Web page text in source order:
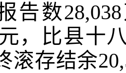
告数28,038
，比县十
滚存结余